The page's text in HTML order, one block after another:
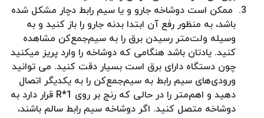
ممکن است دوشاخه جارو و یا سیم رابط دچار مشکل شده
باشد، به منظور رفع آن ابتدا بدنه جارو را باز کنید و به
وسیله ولت‌متر رسیدن برق را به سیم‌جمع‌کن مشاهده
کنید. یادتان باشد هنگامی که دوشاخه را وارد پریز میکنید
چون دستگاه دارای برق است بسیار دقت کنید. می توانید
ورودی‌های سیم رابط به سیم‌جمع‌کن را به یکدیگر اتصال
دهید و اهم‌متر را در حالی که رنج بر روی R*1 قرار دارد به
دوشاخه متصل کنید. اگر دوشاخه سیم رابط سالم باشند،